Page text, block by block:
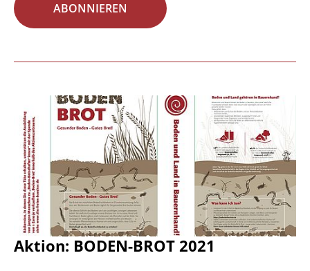
ABONNIEREN
Aktion: BODEN-BROT 2021